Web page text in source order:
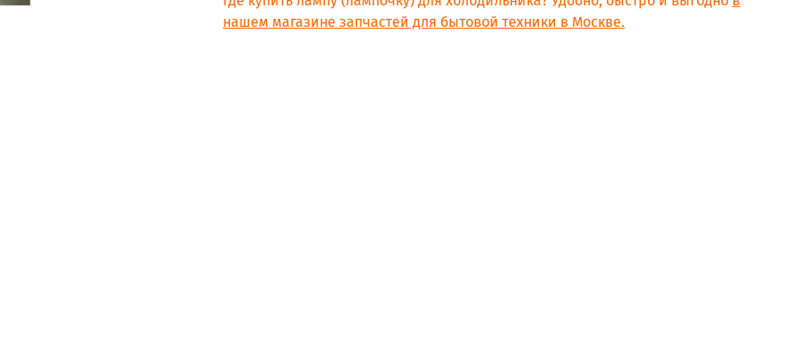
нашем магазине запчастей для бытовой техники в Москве.